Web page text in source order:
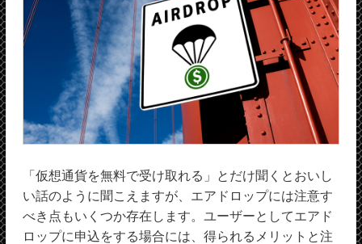
「仮想通貨を無料で受け取れる」とだけ聞くとおいし
い話のように聞こえますが、エアドロップには注意す
べき点もいくつか存在します。ユーザーとしてエアド
ロップに申込をする場合には、得られるメリットと注